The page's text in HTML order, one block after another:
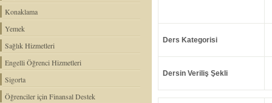
Konaklama
Yemek
Sağlık Hizmetleri
Engelli Öğrenci Hizmetleri
Sigorta
Öğrenciler için Finansal Destek
Ders Kategorisi
Dersin Veriliş Şekli